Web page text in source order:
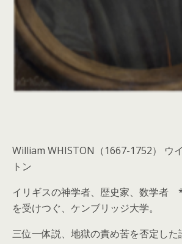
William WHISTON（1667-1752） ウ
トン
イリギスの神学者、歴史家、数学者
を受けつぐ、ケンブリッジ大学。
三位一体説、地獄の責め苦を否定した